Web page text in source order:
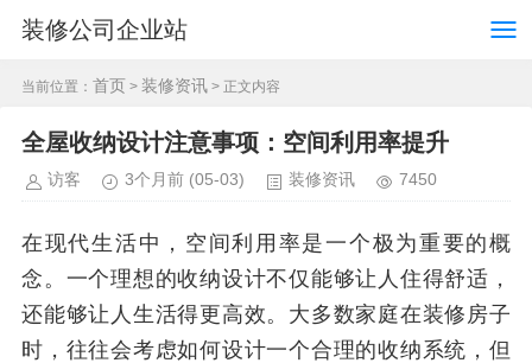
装修公司企业站
当前位置： 首页 > 装修资讯 > 正文内容
全屋收纳设计注意事项：空间利用率提升
访客 3个月前 (05-03) 装修资讯 7450
在现代生活中，空间利用率是一个极为重要的概
念。一个理想的收纳设计不仅能够让人住得舒适，
还能够让人生活得更高效。大多数家庭在装修房子
时，往往会考虑如何设计一个合理的收纳系统，但